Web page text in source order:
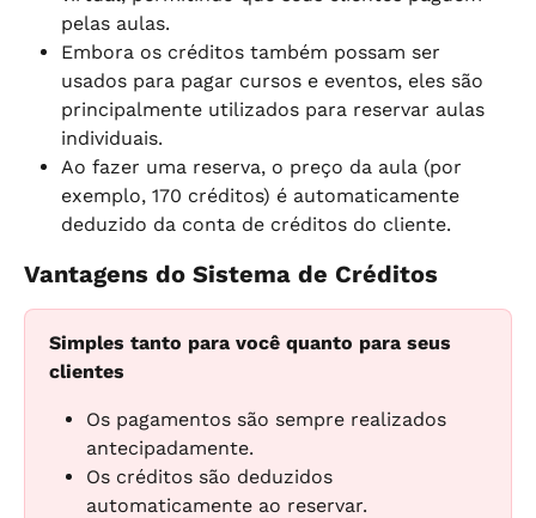
pelas aulas.
Embora os créditos também possam ser
usados para pagar cursos e eventos, eles são
principalmente utilizados para reservar aulas
individuais.
Ao fazer uma reserva, o preço da aula (por
exemplo, 170 créditos) é automaticamente
deduzido da conta de créditos do cliente.
Vantagens do Sistema de Créditos
Simples tanto para você quanto para seus
clientes
Os pagamentos são sempre realizados
antecipadamente.
Os créditos são deduzidos
automaticamente ao reservar.